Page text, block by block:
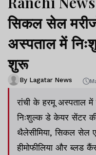
सिकल सेल
अस्पताल में
शुरू
By Lagatar News
रांची के हरमू अस्पताल में
निःशुल्क डे केयर सेंटर
थैलेसीमिया, सिकल सेल
हीमोफीलिया और ब्लड